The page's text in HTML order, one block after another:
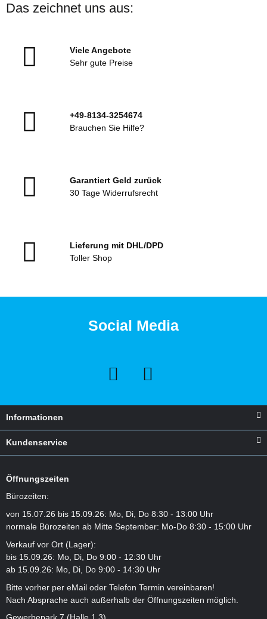
Das zeichnet uns aus:
Viele Angebote
Sehr gute Preise
+49-8134-3254674
Brauchen Sie Hilfe?
Garantiert Geld zurück
30 Tage Widerrufsrecht
Lieferung mit DHL/DPD
Toller Shop
Social Media
Informationen
Kundenservice
Öffnungszeiten
Bürozeiten:
von 15.07.26 bis 15.09.26: Mo, Di, Do 8:30 - 13:00 Uhr
normale Bürozeiten ab Mitte September: Mo-Do 8:30 - 15:00 Uhr
Verkauf vor Ort (Lager):
bis 15.09.26: Mo, Di, Do 9:00 - 12:30 Uhr
ab 15.09.26: Mo, Di, Do 9:00 - 14:30 Uhr
Bitte vorher per eMail oder Telefon Termin vereinbaren!
Nach Absprache auch außerhalb der Öffnungszeiten möglich.